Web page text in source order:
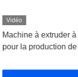
Vidéo
Machine à extruder
pour la production